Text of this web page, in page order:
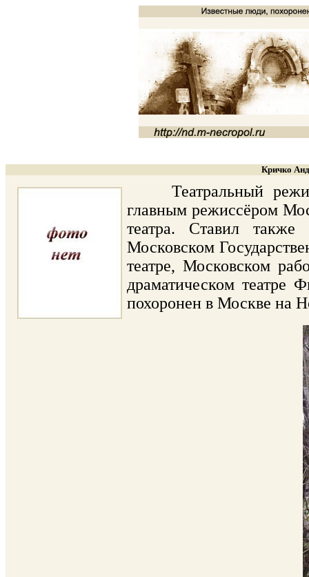
Кричко
Театральный
главным режиссёром
театра. Ставил также
Московском
театре, Московском
драматическом театре
похоронен в Москве на